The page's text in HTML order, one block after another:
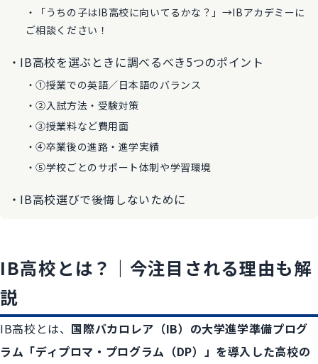
「うちの子はIB高校に向いてるかな？」→IBアカデミーに
ご相談ください！
IB高校を選ぶときに調べるべき5つのポイント
①授業での英語／日本語のバランス
②入試方法・受験対策
③授業料など費用面
④卒業後の進路・進学実績
⑤学校ごとのサポート体制や学習環境
IB高校選びで後悔しないために
IB高校とは？｜今注目される理由も解
説
IB高校とは、 国際バカロレア（IB）の大学進学準備プログ
ラム「ディプロマ・プログラム（DP）」を導入した高校の